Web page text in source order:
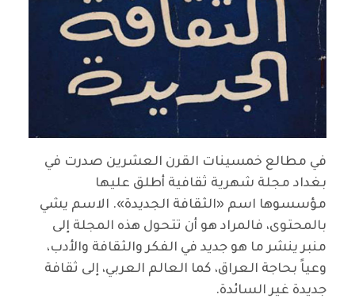
في مطالع خمسينات القرن العشرين صدرت في
بغداد مجلة شهرية ثقافية أطلق عليها
مؤسسوها اسم «الثقافة الجديدة». الاسم يشي
بالمحتوى، فالمراد هو أن تتحول هذه المجلة إلى
منبر ينشر ما هو جديد في الفكر والثقافة والأدب،
وعياً بحاجة العراق، كما العالم العربي، إلى ثقافة
جديدة غير السائدة.